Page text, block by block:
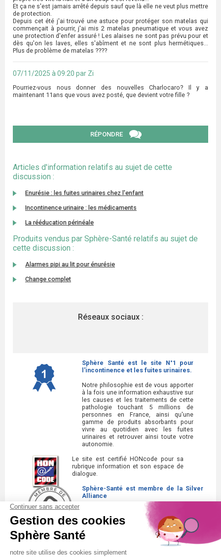
Et ça ne s'est jamais arrêté depuis sauf que là elle ne veut plus mettre
de protection.
Depuis cet été j'ai trouvé une astuce pour protéger son matelas qui
commençait à pourrir, j'ai mis 2 matelas pneumatique et vous avez
une protection d'enfer assuré ! Les alaises ne sont pas prévu pour et
dès qu'on les laves, elles s'abîment et ne sont plus hermétiques...
Plus de problème de matelas ????
07/11/2025 à 09:20 par Zi
Pourriez-vous nous donner des nouvelles Charlocaro? Il y a
maintenant 11ans que vous avez posté, que devient votre fille ?
RÉPONDRE
Articles d'information relatifs au sujet de cette
discussion :
Enurésie : les fuites urinaires chez l'enfant
Incontinence urinaire : les médicaments
La rééducation périnéale
Produits vendus par Sphère-Santé relatifs au sujet de
cette discussion :
Alarmes pipi au lit pour énurésie
Change complet
Réseaux sociaux :
Sphère Santé est le site N°1 pour
l'incontinence et les fuites urinaires.
Notre philosophie est de vous apporter
à la fois une information exhaustive sur
les causes et les traitements de cette
pathologie touchant 5 millions de
personnes en France, ainsi qu'une
gamme de produits absorbants pour
vivre au quotidien avec les fuites
urinaires et retrouver ainsi toute votre
autonomie.
Le site est certifié HONcode pour sa
rubrique information et son espace de
dialogue.
Sphère-Santé est membre de la Silver
Alliance
La Silver Alliance est un collectif
d'entreprises au service des seniors,
spécialisé dans le bien vieillir à domicile.